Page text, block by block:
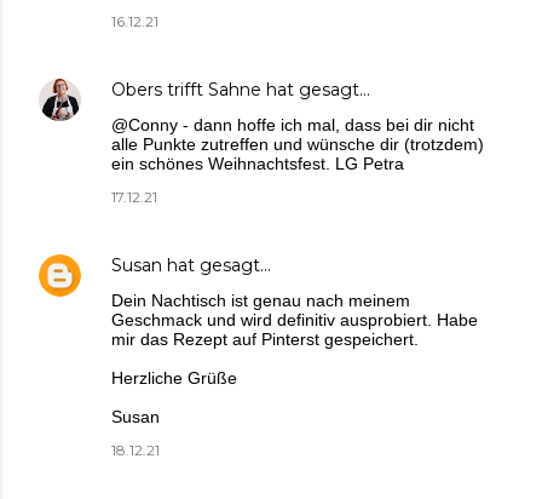
16.12.21
Obers trifft Sahne hat gesagt…
@Conny - dann hoffe ich mal, dass bei dir nicht
alle Punkte zutreffen und wünsche dir (trotzdem)
ein schönes Weihnachtsfest. LG Petra
17.12.21
Susan hat gesagt…
Dein Nachtisch ist genau nach meinem
Geschmack und wird definitiv ausprobiert. Habe
mir das Rezept auf Pinterst gespeichert.
Herzliche Grüße
Susan
18.12.21